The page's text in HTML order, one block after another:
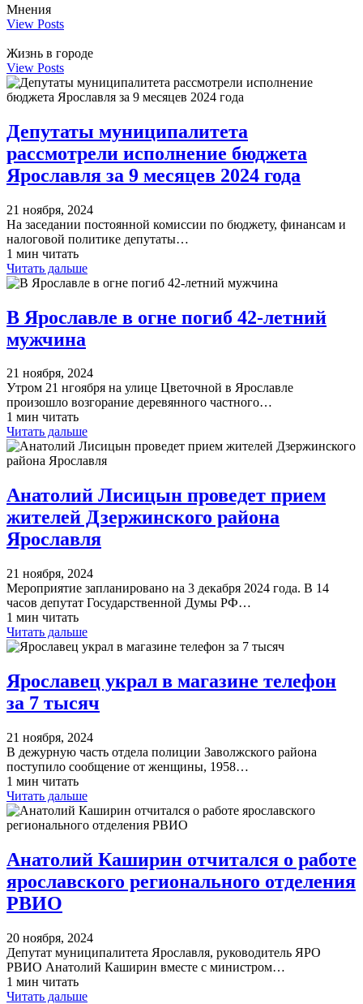
Мнения
View Posts
Жизнь в городе
View Posts
Депутаты муниципалитета
рассмотрели исполнение бюджета
Ярославля за 9 месяцев 2024 года
21 ноября, 2024
На заседании постоянной комиссии по бюджету, финансам и
налоговой политике депутаты…
1 мин читать
Читать дальше
В Ярославле в огне погиб 42-летний
мужчина
21 ноября, 2024
Утром 21 нгоября на улице Цветочной в Ярославле
произошло возгорание деревянного частного…
1 мин читать
Читать дальше
Анатолий Лисицын проведет прием
жителей Дзержинского района
Ярославля
21 ноября, 2024
Мероприятие запланировано на 3 декабря 2024 года. В 14
часов депутат Государственной Думы РФ…
1 мин читать
Читать дальше
Ярославец украл в магазине телефон
за 7 тысяч
21 ноября, 2024
В дежурную часть отдела полиции Заволжского района
поступило сообщение от женщины, 1958…
1 мин читать
Читать дальше
Анатолий Каширин отчитался о работе
ярославского регионального отделения
РВИО
20 ноября, 2024
Депутат муниципалитета Ярославля, руководитель ЯРО
РВИО Анатолий Каширин вместе с министром…
1 мин читать
Читать дальше